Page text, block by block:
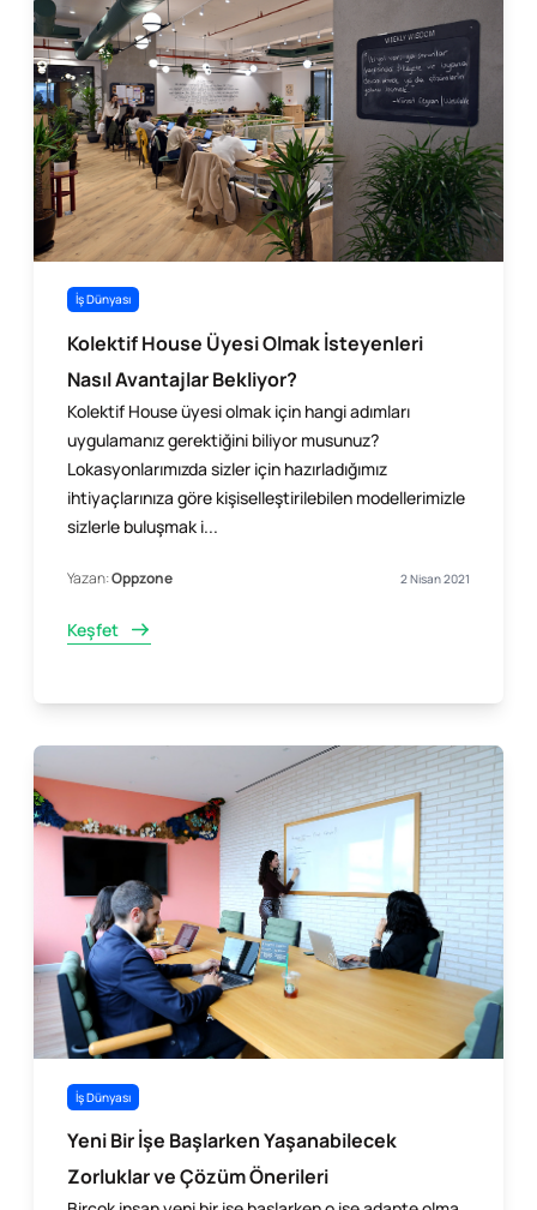
İş Dünyası
Kolektif House Üyesi Olmak İsteyenleri
Nasıl Avantajlar Bekliyor?
Kolektif House üyesi olmak için hangi adımları
uygulamanız gerektiğini biliyor musunuz?
Lokasyonlarımızda sizler için hazırladığımız
ihtiyaçlarınıza göre kişiselleştirilebilen modellerimizle
sizlerle buluşmak i...
Yazan:Oppzone 2 Nisan 2021
Keşfet
İş Dünyası
Yeni Bir İşe Başlarken Yaşanabilecek
Zorluklar ve Çözüm Önerileri